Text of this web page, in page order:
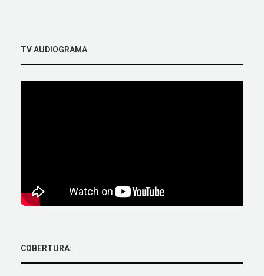
TV AUDIOGRAMA
COBERTURA: